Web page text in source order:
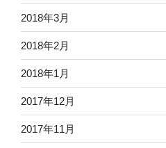
2018年3月
2018年2月
2018年1月
2017年12月
2017年11月